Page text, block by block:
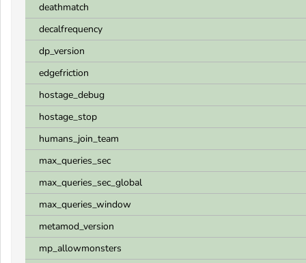
deathmatch
decalfrequency
dp_version
edgefriction
hostage_debug
hostage_stop
humans_join_team
max_queries_sec
max_queries_sec_global
max_queries_window
metamod_version
mp_allowmonsters